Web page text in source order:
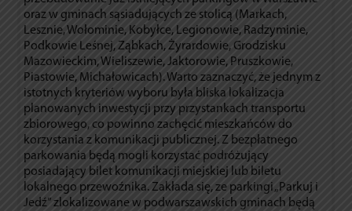
oraz w gminach sąsiadujących ze stolicą (Markach,
Lesznie, Wołominie, Kobyłce, Legionowie, Radzyminie,
Podkowie Leśnej, Ząbkach, Żyrardowie, Grodzisku
Mazowieckim, Wieliszewie, Jaktorowie, Pruszkowie,
Piastowie, Michałowicach). Warto zaznaczyć, że jednym z
istotnych kryteriów wyboru była bliska lokalizacja
planowanych inwestycji przy przystankach transportu
zbiorowego, co powinno zachęcić mieszkańców do
korzystania z komunikacji publicznej. Z bezpłatnego
parkowania będą mogli korzystać podróżujący
posiadający bilet komunikacji miejskiej lub biletu
lokalnego przewoźnika. Zakłada się, ze parkingi „Parkuj i
Jedź” zlokalizowane w podwarszawskich gminach będą